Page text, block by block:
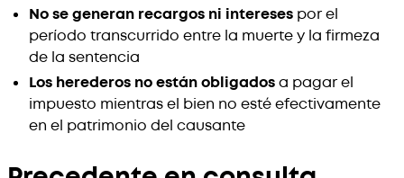
No se generan recargos ni intereses por el
período transcurrido entre la muerte y la firmeza
de la sentencia
Los herederos no están obligadosa pagar el
impuesto mientras el bien no esté efectivamente
en el patrimonio del causante